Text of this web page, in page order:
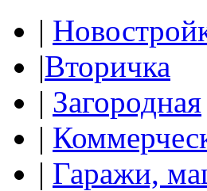
|
|Вторичка
| Загородная
|
| Гаражи,